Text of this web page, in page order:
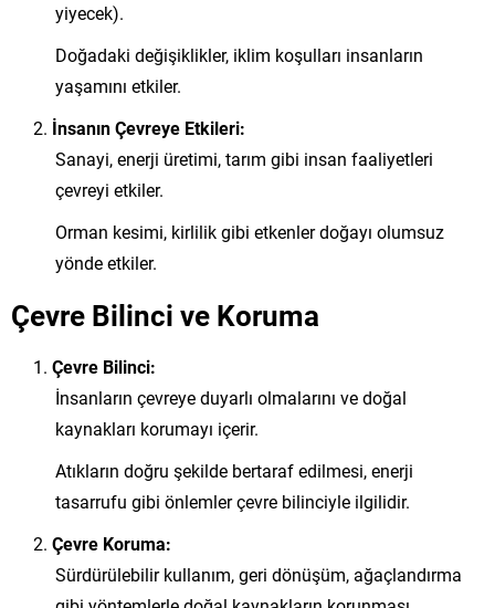
yiyecek).
Doğadaki değişiklikler, iklim koşulları insanların
yaşamını etkiler.
İnsanın Çevreye Etkileri:
Sanayi, enerji üretimi, tarım gibi insan faaliyetleri
çevreyi etkiler.
Orman kesimi, kirlilik gibi etkenler doğayı olumsuz
yönde etkiler.
Çevre Bilinci ve Koruma
Çevre Bilinci:
İnsanların çevreye duyarlı olmalarını ve doğal
kaynakları korumayı içerir.
Atıkların doğru şekilde bertaraf edilmesi, enerji
tasarrufu gibi önlemler çevre bilinciyle ilgilidir.
Çevre Koruma:
Sürdürülebilir kullanım, geri dönüşüm, ağaçlandırma